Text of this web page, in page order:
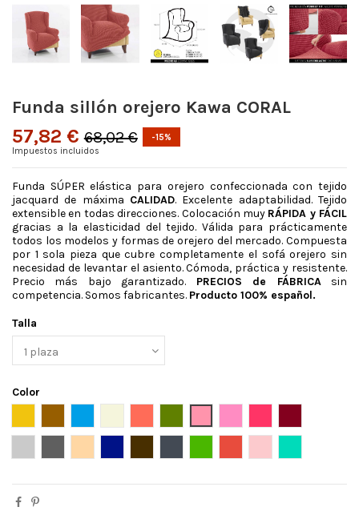
Funda sillón orejero Kawa CORAL
57,82 € 68,02 €
-15%
Impuestos incluidos
Funda SÚPER elástica para orejero confeccionada con tejido
jacquard de máxima CALIDAD. Excelente adaptabilidad. Tejido
extensible en todas direcciones. Colocación muy RÁPIDA y FÁCIL
gracias a la elasticidad del tejido. Válida para prácticamente
todos los modelos y formas de orejero del mercado. Compuesta
por 1 sola pieza que cubre completamente el sofá orejero sin
necesidad de levantar el asiento. Cómoda, práctica y resistente.
Precio más bajo garantizado. PRECIOS de FÁBRICAsin
competencia. Somos fabricantes. Producto 100% español.
Talla
Color